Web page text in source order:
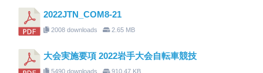
2022JTN_COM8-21
2008 downloads 2.65 MB
大会実施要項 2022岩手大会自転車競技
5490 downloads 910.47 KB